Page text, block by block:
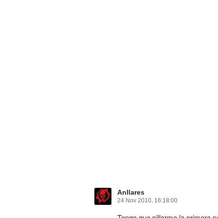
Anllares
24 Nov 2010, 16:18:00